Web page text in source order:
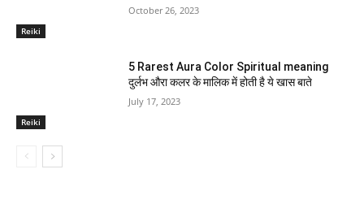
Reiki
October 26, 2023
Reiki
5 Rarest Aura Color Spiritual meaning
दुर्लभ औरा कलर के मालिक में होती है ये खास बाते
July 17, 2023